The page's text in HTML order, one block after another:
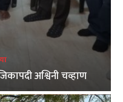
अश्विनी चव्हाण